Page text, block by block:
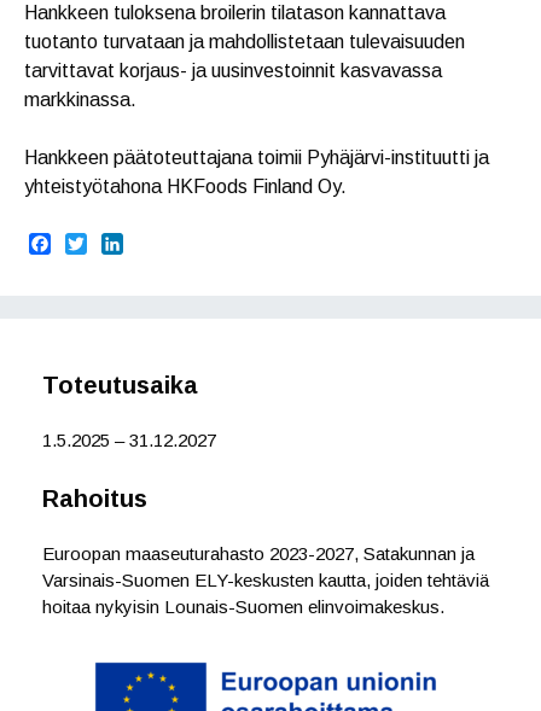
Hankkeen tuloksena broilerin tilatason kannattava
tuotanto turvataan ja mahdollistetaan tulevaisuuden
tarvittavat korjaus- ja uusinvestoinnit kasvavassa
markkinassa.
Hankkeen päätoteuttajana toimii Pyhäjärvi-instituutti ja
yhteistyötahona HKFoods Finland Oy.
o
k
n
Toteutusaika
1.5.2025 – 31.12.2027
Rahoitus
Euroopan maaseuturahasto 2023-2027, Satakunnan ja
Varsinais-Suomen ELY-keskusten kautta, joiden tehtäviä
hoitaa nykyisin Lounais-Suomen elinvoimakeskus.